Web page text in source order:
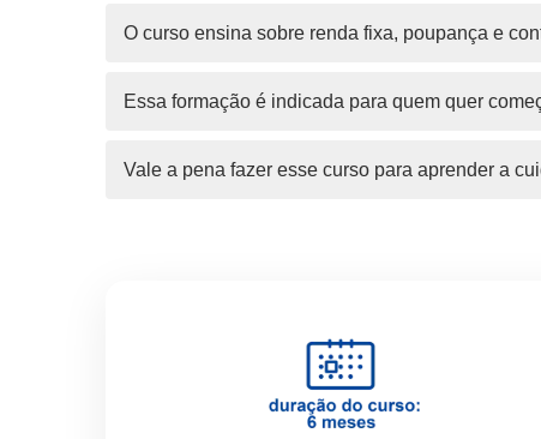
O curso ensina sobre renda fixa, poupança e
Essa formação é indicada para quem quer
Vale a pena fazer esse curso para aprender a